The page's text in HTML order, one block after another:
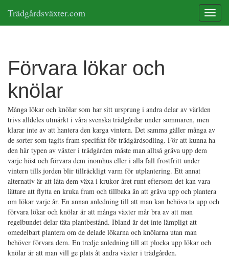
Trädgårdsväxter.com
Förvara lökar och
knölar
Många lökar och knölar som har sitt ursprung i andra delar av världen
trivs alldeles utmärkt i våra svenska trädgårdar under sommaren, men
klarar inte av att hantera den karga vintern. Det samma gäller många av
de sorter som tagits fram specifikt för trädgårdsodling. För att kunna ha
den här typen av växter i trädgården måste man alltså gräva upp dem
varje höst och förvara dem inomhus eller i alla fall frostfritt under
vintern tills jorden blir tillräckligt varm för utplantering. Ett annat
alternativ är att låta dem växa i krukor året runt eftersom det kan vara
lättare att flytta en kruka fram och tillbaka än att gräva upp och plantera
om lökar varje år. En annan anledning till att man kan behöva ta upp och
förvara lökar och knölar är att många växter mår bra av att man
regelbundet delar täta plantbestånd. Ibland är det inte lämpligt att
omedelbart plantera om de delade lökarna och knölarna utan man
behöver förvara dem. En tredje anledning till att plocka upp lökar och
knölar är att man vill ge plats åt andra växter i trädgården.